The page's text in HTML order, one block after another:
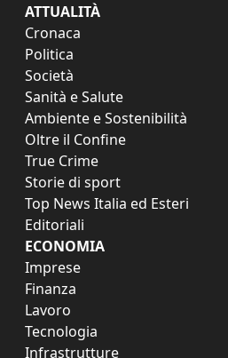
ATTUALITÀ
Cronaca
Politica
Società
Sanità e Salute
Ambiente e Sostenibilità
Oltre il Confine
True Crime
Storie di sport
Top News Italia ed Esteri
Editoriali
ECONOMIA
Imprese
Finanza
Lavoro
Tecnologia
Infrastrutture